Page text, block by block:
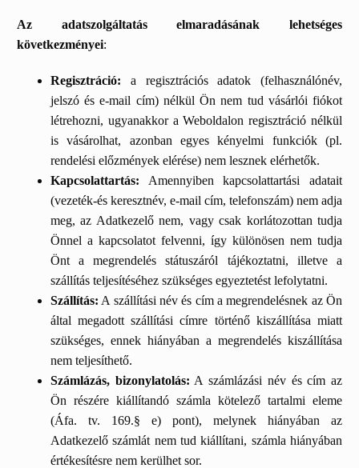
Az adatszolgáltatás elmaradásának lehetséges
következményei:
Regisztráció: a regisztrációs adatok (felhasználónév,
jelszó és e-mail cím) nélkül Ön nem tud vásárlói fiókot
létrehozni, ugyanakkor a Weboldalon regisztráció nélkül
is vásárolhat, azonban egyes kényelmi funkciók (pl.
rendelési előzmények elérése) nem lesznek elérhetők.
Kapcsolattartás: Amennyiben kapcsolattartási adatait
(vezeték-és keresztnév, e-mail cím, telefonszám) nem adja
meg, az Adatkezelő nem, vagy csak korlátozottan tudja
Önnel a kapcsolatot felvenni, így különösen nem tudja
Önt a megrendelés státuszáról tájékoztatni, illetve a
szállítás teljesítéséhez szükséges egyeztetést lefolytatni.
Szállítás: A szállítási név és cím a megrendelésnek az Ön
által megadott szállítási címre történő kiszállítása miatt
szükséges, ennek hiányában a megrendelés kiszállítása
nem teljesíthető.
Számlázás, bizonylatolás: A számlázási név és cím az
Ön részére kiállítandó számla kötelező tartalmi eleme
(Áfa. tv. 169.§ e) pont), melynek hiányában az
Adatkezelő számlát nem tud kiállítani, számla hiányában
értékesítésre nem kerülhet sor.